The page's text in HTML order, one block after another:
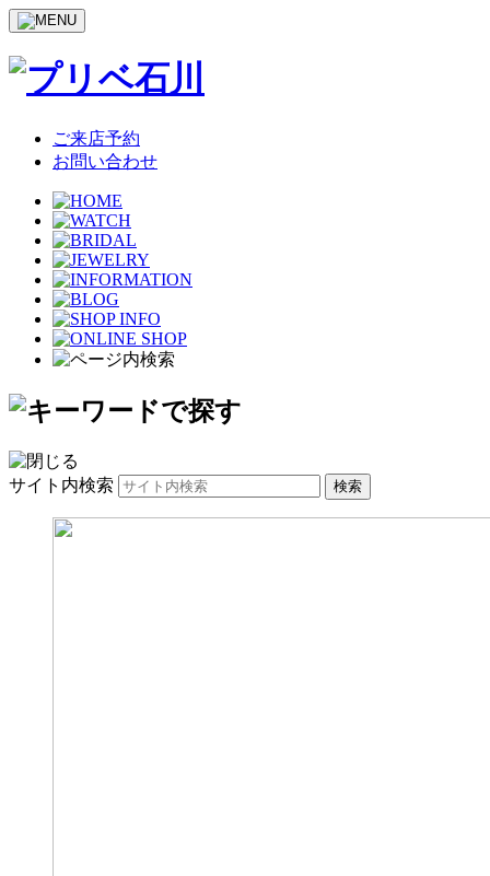
ご来店予約
お問い合わせ
サイト内検索